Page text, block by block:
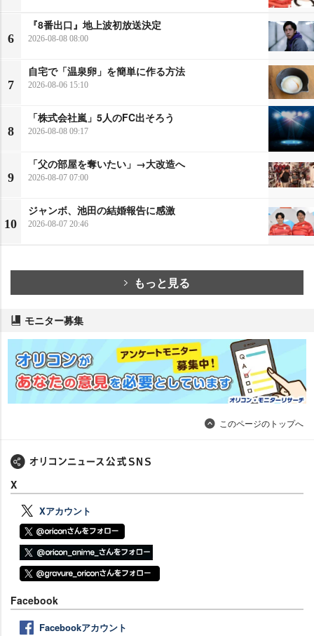
6
『8番出口』地上波初放送決定
2026-08-08 08:00
7
自宅で「温泉卵」を簡単に作る方法
2026-08-06 15:10
8
「株式会社嵐」5人のFC出そろう
2026-08-08 09:17
9
「父の部屋を奪いたい」→大改造へ
2026-08-07 07:00
10
ジャンボ、池田の結婚報告に感激
2026-08-07 20:46
もっと見る
モニター募集
このページのトップへ
X
Xアカウント
Facebook
Facebookアカウント